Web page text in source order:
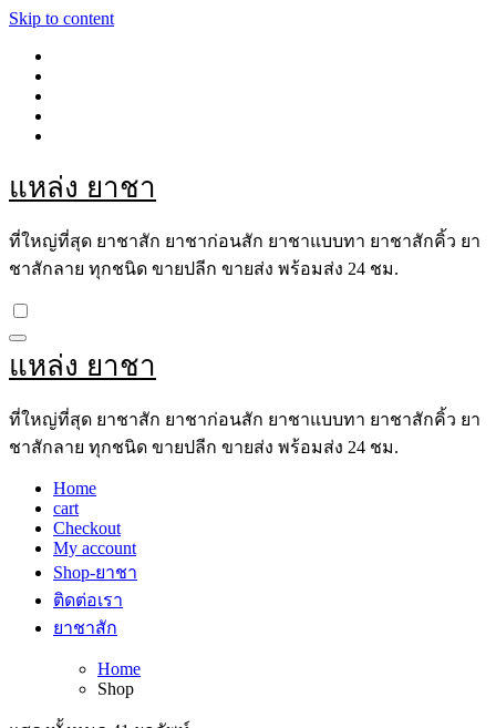
Skip to content
แหล่ง ยาชา
ที่ใหญ่ที่สุด ยาชาสัก ยาชาก่อนสัก ยาชาแบบทา ยาชาสักคิ้ว ยา
ชาสักลาย ทุกชนิด ขายปลีก ขายส่ง พร้อมส่ง 24 ชม.
แหล่ง ยาชา
ที่ใหญ่ที่สุด ยาชาสัก ยาชาก่อนสัก ยาชาแบบทา ยาชาสักคิ้ว ยา
ชาสักลาย ทุกชนิด ขายปลีก ขายส่ง พร้อมส่ง 24 ชม.
Home
cart
Checkout
My account
Shop-ยาชา
ติดต่อเรา
ยาชาสัก
Home
Shop